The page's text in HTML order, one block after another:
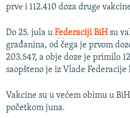
prvе i 112.410 doza drugе
Do 25. jula u Federaciji BiHsu
građanina, od čega je prvom
203.547, a obje doze je primilo
saopšteno je iz Vlade Federacije
Vakcine su u većem obimu u
početkom juna.